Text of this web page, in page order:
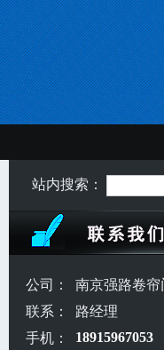
站内搜索：
公司：
南京强路卷
联系：
路经理
手机：
18915967053